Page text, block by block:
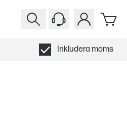
Inkludera moms